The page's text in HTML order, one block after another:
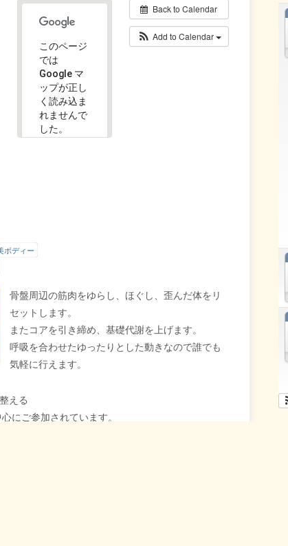
Back to Calendar
Add to Calendar
このページ
では
Google マ
ップが正し
く読み込ま
れませんで
した。
ボディー
骨盤周辺の筋肉をゆらし、ほぐし、歪んだ体をリ
セットします。
またコアを引き締め、基礎代謝を上げます。
呼吸を合わせたゆったりとした動きなので誰でも
気軽に行えます。
える
にご参加されています。